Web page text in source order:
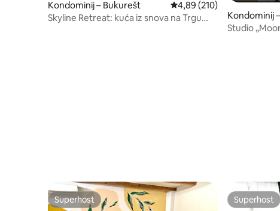
Kondominij – Bukurešt Prosječna ocjena: 4,89/5,
4,89 (210)
Skyline Retreat: kuća iz snova na Trgu
Kondominij
Studio
Superhost
Superhost Superhost
Superhost